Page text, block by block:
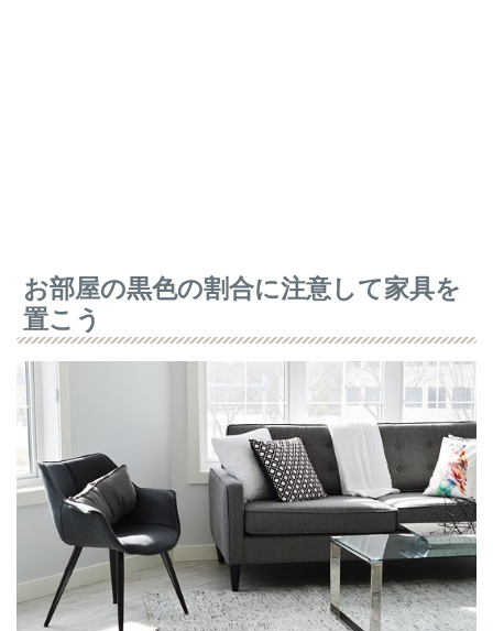
お部屋の黒色の割合に注意して家具を
置こう